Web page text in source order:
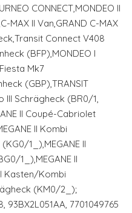
CONNECT,MONDEO II
MAX II Van,GRAND C-MAX
Connect V408
(BFP),MONDEO I
Mk7
(GBP),TRANSIT
III Schrägheck (BR0/1,
II Coupé-Cabriolet
II Kombi
1_),MEGANE II
1_),MEGANE II
Kasten/Kombi
(KM0/2_);
93BX2L051AA, 7701049765